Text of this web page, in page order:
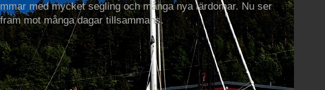
med mycket segling och många nya lärdomar. Nu ser
mot många dagar tillsammans.